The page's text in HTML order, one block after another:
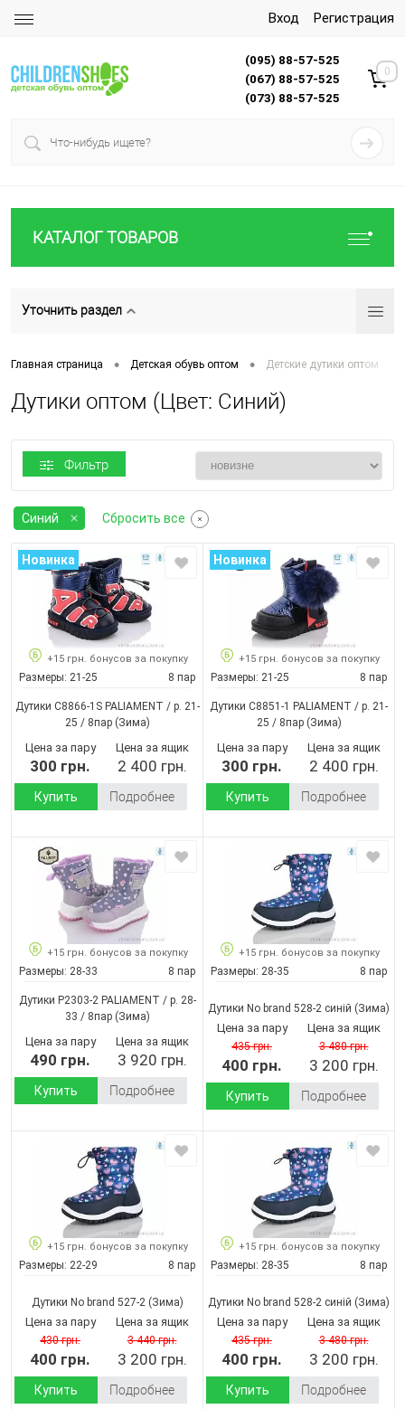
Вход Регистрация
(095) 88-57-525
(067) 88-57-525
(073) 88-57-525
0
КАТАЛОГ ТОВАРОВ
Уточнить раздел
Главная страница • Детская обувь оптом • Детские дутики оптом
Дутики оптом (Цвет: Синий)
Фильтр
Синий Сбросить все
Новинка
+15 грн. бонусов за покупку
Размеры: 21-25 8 пар
Дутики C8866-1S PALIAMENT / p. 21-
25 / 8пар(Зима)
Цена за пару
300 грн.
Цена за ящик
2 400 грн.
Купить Подробнее
Новинка
+15 грн. бонусов за покупку
Размеры: 21-25 8 пар
Дутики C8851-1 PALIAMENT / p. 21-
25 / 8пар(Зима)
Цена за пару
300 грн.
Цена за ящик
2 400 грн.
Купить Подробнее
+15 грн. бонусов за покупку
Размеры: 28-33 8 пар
Дутики P2303-2 PALIAMENT / p. 28-
33 / 8пар(Зима)
Цена за пару
490 грн.
Цена за ящик
3 920 грн.
Купить Подробнее
+15 грн. бонусов за покупку
Размеры: 28-35 8 пар
Дутики No brand 528-2 синій (Зима)
Цена за пару
435 грн.
400 грн.
Цена за ящик
3 480 грн.
3 200 грн.
Купить Подробнее
+15 грн. бонусов за покупку
Размеры: 22-29 8 пар
Дутики No brand 527-2(Зима)
Цена за пару
430 грн.
400 грн.
Цена за ящик
3 440 грн.
3 200 грн.
Купить Подробнее
+15 грн. бонусов за покупку
Размеры: 28-35 8 пар
Дутики No brand 528-2 синій (Зима)
Цена за пару
435 грн.
400 грн.
Цена за ящик
3 480 грн.
3 200 грн.
Купить Подробнее